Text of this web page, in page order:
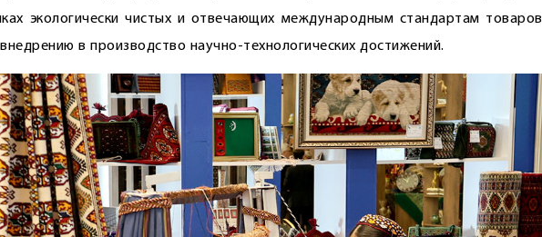
экологически чистых и отвечающих международным стандартам товаров
в производство научно-технологических достижений.